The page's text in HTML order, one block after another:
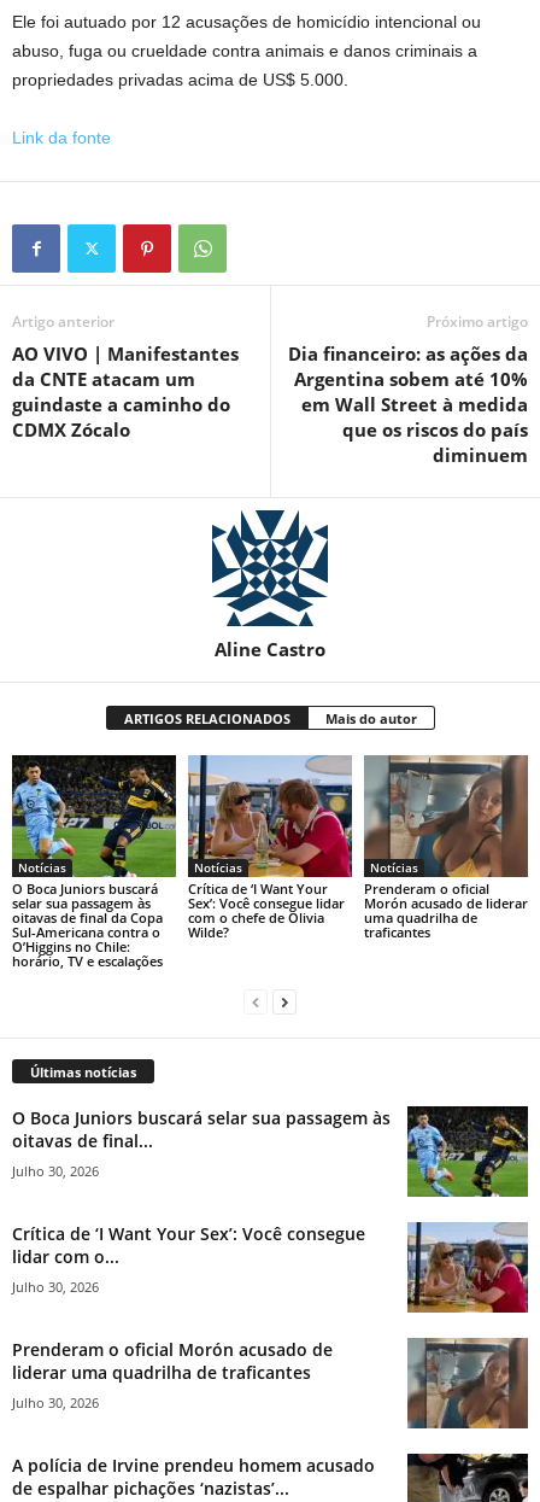
Ele foi autuado por 12 acusações de homicídio intencional ou
abuso, fuga ou crueldade contra animais e danos criminais a
propriedades privadas acima de US$ 5.000.
Link da fonte
Artigo anterior
AO VIVO | Manifestantes
da CNTE atacam um
guindaste a caminho do
CDMX Zócalo
Próximo artigo
Dia financeiro: as ações da
Argentina sobem até 10%
em Wall Street à medida
que os riscos do país
diminuem
Aline Castro
ARTIGOS RELACIONADOS Mais do autor
Notícias
O Boca Juniors buscará
selar sua passagem às
oitavas de final da Copa
Sul-Americana contra o
O’Higgins no Chile:
horário, TV e escalações
Notícias
Crítica de ‘I Want Your
Sex’: Você consegue lidar
com o chefe de Olivia
Wilde?
Notícias
Prenderam o oficial
Morón acusado de liderar
uma quadrilha de
traficantes
Últimas notícias
O Boca Juniors buscará selar sua passagem às
oitavas de final...
Julho 30, 2026
Crítica de ‘I Want Your Sex’: Você consegue
lidar com o...
Julho 30, 2026
Prenderam o oficial Morón acusado de
liderar uma quadrilha de traficantes
Julho 30, 2026
A polícia de Irvine prendeu homem acusado
de espalhar pichações ‘nazistas’...